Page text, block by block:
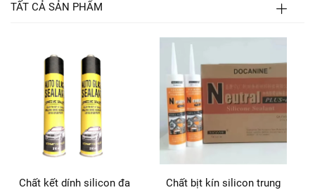
TẤT CẢ SẢN PHẨM
Chất kết dính silicon đa
Chất bịt kín silicon trung